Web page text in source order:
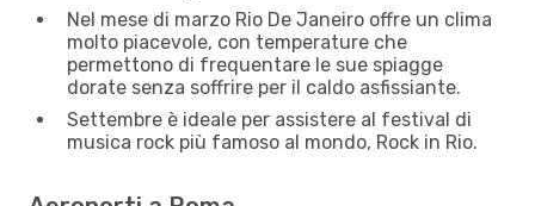
Nel mese di marzo Rio De Janeiro offre un clima
molto piacevole, con temperature che
permettono di frequentare le sue spiagge
dorate senza soffrire per il caldo asfissiante.
Settembre è ideale per assistere al festival di
musica rock più famoso al mondo, Rock in Rio.